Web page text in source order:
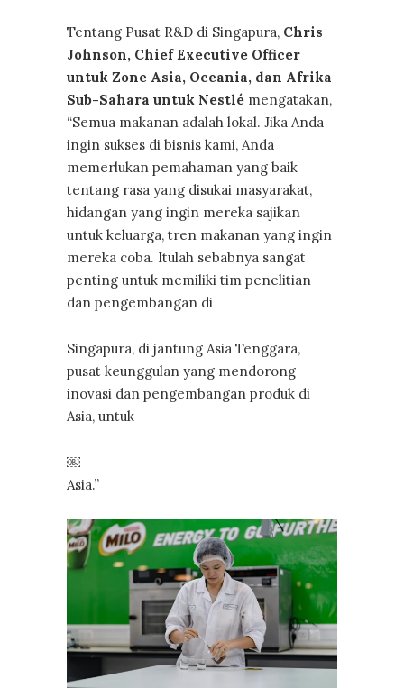
Tentang Pusat R&D di Singapura, Chris
Johnson, Chief Executive Officer
untuk Zone Asia, Oceania, dan Afrika
Sub-Sahara untuk Nestlé mengatakan,
“Semua makanan adalah lokal. Jika Anda
ingin sukses di bisnis kami, Anda
memerlukan pemahaman yang baik
tentang rasa yang disukai masyarakat,
hidangan yang ingin mereka sajikan
untuk keluarga, tren makanan yang ingin
mereka coba. Itulah sebabnya sangat
penting untuk memiliki tim penelitian
dan pengembangan di
Singapura, di jantung Asia Tenggara,
pusat keunggulan yang mendorong
inovasi dan pengembangan produk di
Asia, untuk
￼
Asia.”